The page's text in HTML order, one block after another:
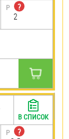
P
?
2
P
?
В СПИСОК